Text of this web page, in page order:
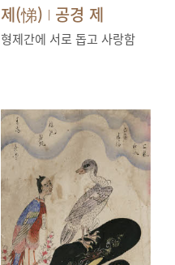
제(悌) | 공경 제
형제간에 서로 돕고 사랑함